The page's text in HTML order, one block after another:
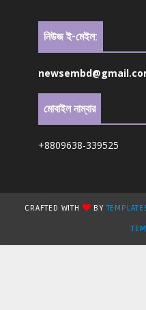
নিউজ ই-মেইল:
মোবাইল নাম্বার
+8809638-339525
CRAFTED WITH BY